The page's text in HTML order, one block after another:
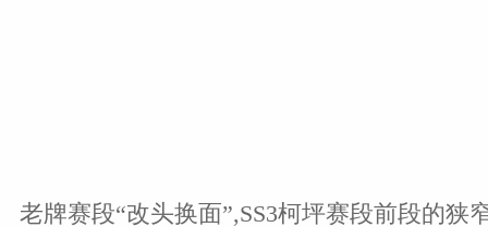
老牌赛段“改头换面”,SS3柯坪赛段前段的狭